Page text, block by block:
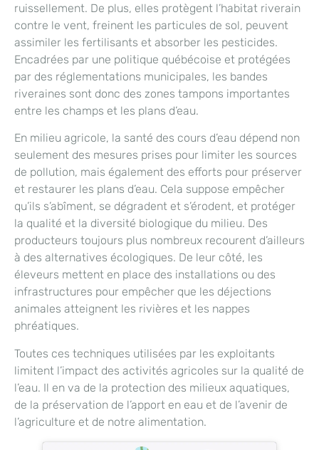
ruissellement. De plus, elles protègent l’habitat riverain
contre le vent, freinent les particules de sol, peuvent
assimiler les fertilisants et absorber les pesticides.
Encadrées par une politique québécoise et protégées
par des réglementations municipales, les bandes
riveraines sont donc des zones tampons importantes
entre les champs et les plans d’eau.
En milieu agricole, la santé des cours d’eau dépend non
seulement des mesures prises pour limiter les sources
de pollution, mais également des efforts pour préserver
et restaurer les plans d’eau. Cela suppose empêcher
qu’ils s’abîment, se dégradent et s’érodent, et protéger
la qualité et la diversité biologique du milieu. Des
producteurs toujours plus nombreux recourent d’ailleurs
à des alternatives écologiques. De leur côté, les
éleveurs mettent en place des installations ou des
infrastructures pour empêcher que les déjections
animales atteignent les rivières et les nappes
phréatiques.
Toutes ces techniques utilisées par les exploitants
limitent l’impact des activités agricoles sur la qualité de
l’eau. Il en va de la protection des milieux aquatiques,
de la préservation de l’apport en eau et de l’avenir de
l’agriculture et de notre alimentation.